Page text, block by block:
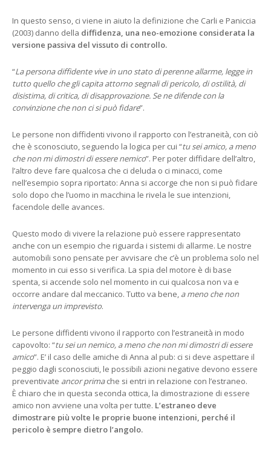
In questo senso, ci viene in aiuto la definizione che Carli e Paniccia
(2003) danno della diffidenza, una neo-emozione considerata la
versione passiva del vissuto di controllo.
“La persona diffidente vive in uno stato di perenne allarme, legge in
tutto quello che gli capita attorno segnali di pericolo, di ostilità, di
disistima, di critica, di disapprovazione. Se ne difende con la
convinzione che non ci si può fidare”.
Le persone non diffidenti vivono il rapporto con l’estraneità, con ciò
che è sconosciuto, seguendo la logica per cui “tu sei amico, a meno
che non mi dimostri di essere nemico”. Per poter diffidare dell’altro,
l’altro deve fare qualcosa che ci deluda o ci minacci, come
nell’esempio sopra riportato: Anna si accorge che non si può fidare
solo dopo che l’uomo in macchina le rivela le sue intenzioni,
facendole delle avances.
Questo modo di vivere la relazione può essere rappresentato
anche con un esempio che riguarda i sistemi di allarme. Le nostre
automobili sono pensate per avvisare che c’è un problema solo nel
momento in cui esso si verifica. La spia del motore è di base
spenta, si accende solo nel momento in cui qualcosa non va e
occorre andare dal meccanico. Tutto va bene, a meno che non
intervenga un imprevisto.
Le persone diffidenti vivono il rapporto con l’estraneità in modo
capovolto: “tu sei un nemico, a meno che non mi dimostri di essere
amico”. E’ il caso delle amiche di Anna al pub: ci si deve aspettare il
peggio dagli sconosciuti, le possibili azioni negative devono essere
preventivate ancor primache si entri in relazione con l’estraneo.
È chiaro che in questa seconda ottica, la dimostrazione di essere
amico non avviene una volta per tutte. L’estraneo deve
dimostrare più volte le proprie buone intenzioni, perché il
pericolo è sempre dietro l’angolo.